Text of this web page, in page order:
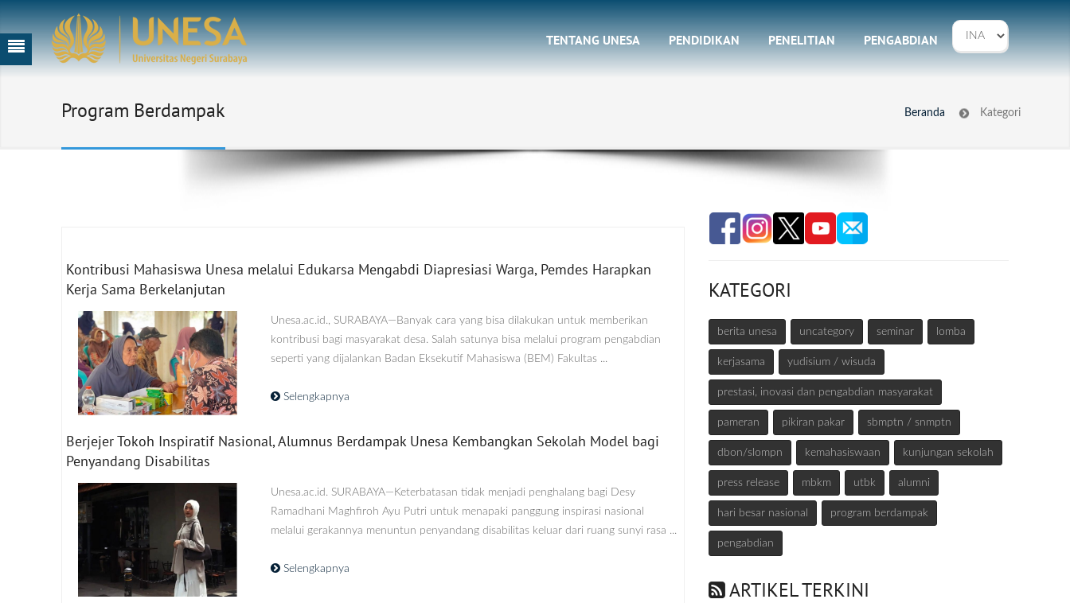
TENTANG UNESA PENDIDIKAN PENELITIAN PENGABDIAN
Program Berdampak Beranda Kategori
Kontribusi Mahasiswa Unesa melalui Edukarsa Mengabdi Diapresiasi Warga, Pemdes Harapkan
Kerja Sama Berkelanjutan
Unesa.ac.id., SURABAYA—Banyak cara yang bisa dilakukan untuk memberikan
kontribusi bagi masyarakat desa. Salah satunya bisa melalui program pengabdian
seperti yang dijalankan Badan Eksekutif Mahasiswa (BEM) Fakultas ...
Selengkapnya
Berjejer Tokoh Inspiratif Nasional, Alumnus Berdampak Unesa Kembangkan Sekolah Model bagi
Penyandang Disabilitas
Unesa.ac.id. SURABAYA—Keterbatasan tidak menjadi penghalang bagi Desy
Ramadhani Maghfiroh Ayu Putri untuk menapaki panggung inspirasi nasional
melalui gerakannya menuntun penyandang disabilitas keluar dari ruang sunyi rasa ...
Selengkapnya
KATEGORI
berita unesa uncategory seminar lomba
kerjasama yudisium / wisuda
prestasi, inovasi dan pengabdian masyarakat
pameran pikiran pakar sbmptn / snmptn
dbon/slompn kemahasiswaan kunjungan sekolah
press release mbkm utbk alumni
hari besar nasional program berdampak
pengabdian
ARTIKEL TERKINI